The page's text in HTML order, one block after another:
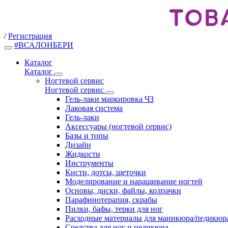
/ Регистрация
#ВСАЛОНБЕРИ
Каталог
Каталог
Ногтевой сервис
Ногтевой сервис
Гель-лаки маркировка ЧЗ
Лаковая система
Гель-лаки
Аксессуары (ногтевой сервис)
Базы и топы
Дизайн
Жидкости
Инструменты
Кисти, дотсы, щеточки
Моделирование и наращивание ногтей
Основы, диски, файлы, колпачки
Парафинотерапия, скрабы
Пилки, бафы, терки для ног
Расходные материалы для маникюра/